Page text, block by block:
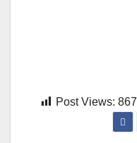
Post Views: 867